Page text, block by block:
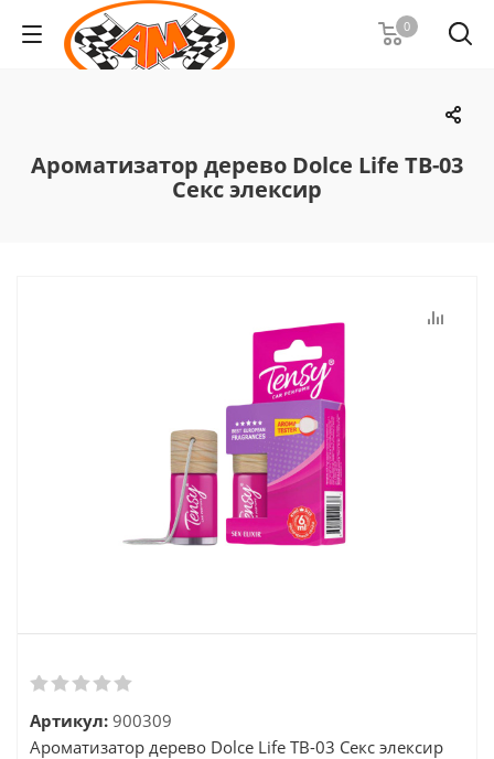
0
Ароматизатор дерево Dolce Life TB-03
Секс элексир
Артикул: 900309
Ароматизатор дерево Dolce Life TB-03 Секс элексир